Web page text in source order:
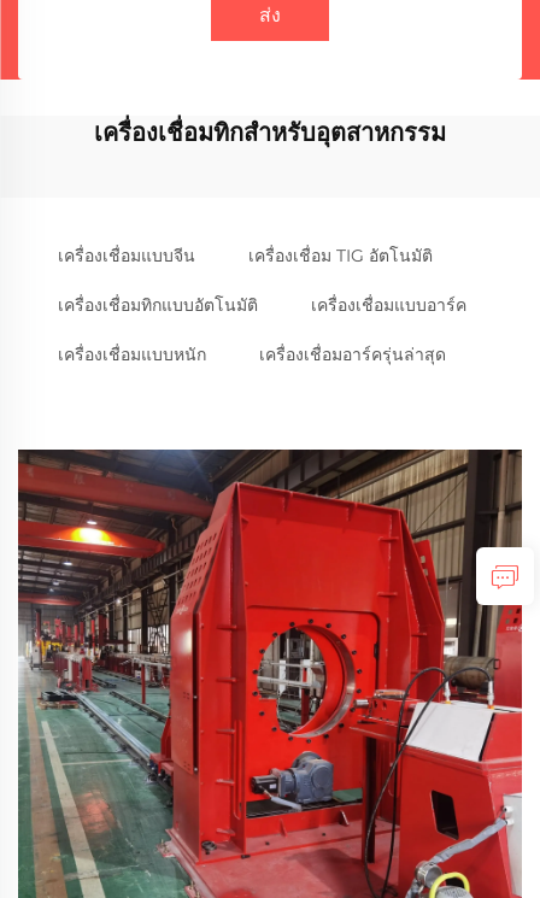
ส่ง
เครื่องเชื่อมทิกสำหรับอุตสาหกรรม
เครื่องเชื่อมแบบจีน เครื่องเชื่อม TIG อัตโนมัติ
เครื่องเชื่อมทิกแบบอัตโนมัติ เครื่องเชื่อมแบบอาร์ค
เครื่องเชื่อมแบบหนัก เครื่องเชื่อมอาร์ครุ่นล่าสุด